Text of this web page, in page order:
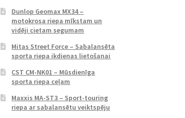
Dunlop Geomax MX34 –
motokrosa riepa mīkstam un
vidēji cietam segumam
Mitas Street Force – Sabalansēta
sporta riepa ikdienas lietošanai
CST CM-NK01 – Mūsdienīga
sporta riepa ceļam
Maxxis MA-ST3 – Sport-touring
riepa ar sabalansētu veiktspēju